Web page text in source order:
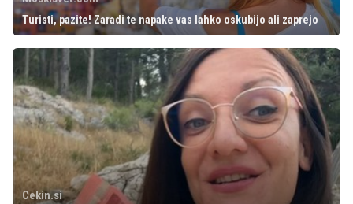
Turisti, pazite! Zaradi te napake vas lahko oskubijo ali zaprejo
Cekin.si